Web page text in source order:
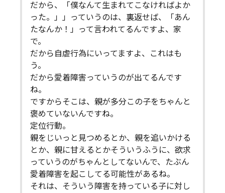
だから、「僕なんて生まれてこなければよか
った。」」っていうのは、裏返せば、「あん
たなんか！」って言われてるんですよ、家
で。
だから自虐行為にいってますよ、これはも
う。
だから愛着障害っていうのが出てるんです
ね。
ですからそこは、親が多分この子をちゃんと
褒めていないんですね。
定位行動。
親をじいっと見つめるとか、親を追いかける
とか、親に甘えるとかそういうふうに、欲求
っていうのがちゃんとしてないんで、たぶん
愛着障害を起こしてる可能性があるね。
それは、そういう障害を持っている子に対し